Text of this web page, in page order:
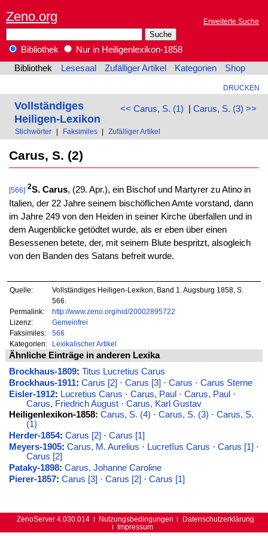
Zeno.org Erweiterte Suche
Bibliothek
Nur in Heiligenlexikon-1858
Bibliothek
Lesesaal Zufälliger Artikel Kategorien Shop
DRUCKEN
<< Carus, S. (1) | Carus, S. (3) >>
Vollständiges
Heiligen-Lexikon
Stichwörter Faksimiles Zufälliger Artikel
Carus, S. (2)
[566] 2S. Carus, (29. Apr.), ein Bischof und Martyrer zu Atino in
Italien, der 22 Jahre seinem bischöflichen Amte vorstand, dann
im Jahre 249 von den Heiden in seiner Kirche überfallen und in
dem Augenblicke getödtet wurde, als er eben über einen
Besessenen betete, der, mit seinem Blute bespritzt, alsogleich
von den Banden des Satans befreit wurde.
Quelle:
Vollständiges Heiligen-Lexikon, Band 1. Augsburg 1858, S.
566.
Permalink:
http://www.zeno.org/nid/20002895722
Lizenz:
Gemeinfrei
Faksimiles:
566
Kategorien:
Lexikalischer Artikel
Ähnliche Einträge in anderen Lexika
Brockhaus-1809: Titus Lucretius Carus
Brockhaus-1911: Carus [2] · Carus [3] · Carus · Carus Sterne
Eisler-1912: Lucretius Carus · Carus, Paul· Carus, Paul·
Carus, Friedrich August· Carus, Karl Gustav
Heiligenlexikon-1858: Carus, S. (4) · Carus, S. (3) · Carus, S.
(1)
Herder-1854: Carus [2] · Carus [1]
Meyers-1905: Carus, M. Aurelius · Lucretĭus Carus · Carus [1] ·
Carus [2]
Pataky-1898: Carus, Johanne Caroline
Pierer-1857: Carus [3] · Carus [2] · Carus [1]
ZenoServer 4.030.014 Nutzungsbedingungen
Datenschutzerklärung
Impressum